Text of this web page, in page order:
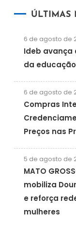
ÚLTIMAS
6 de agosto de
Ideb avança
da
6 de agosto de
Compras
Preços nas
5 de agosto de
MATO
mobiliza
e reforça
mulheres